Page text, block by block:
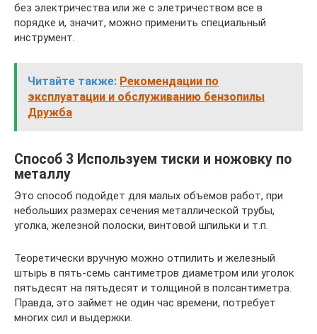
без электричества или же с элетричеством все в
порядке и, значит, можно применить специальный
инструмент.
Читайте также: Рекомендации по
эксплуатации и обслуживанию бензопилы
Дружба
Способ 3 Используем тиски и ножовку по
металлу
Это способ подойдет для малых объемов работ, при
небольших размерах сечения металлической трубы,
уголка, железной полоски, винтовой шпильки и т.п.
Теоретически вручную можно отпилить и железный
штырь в пять-семь сантиметров диаметром или уголок
пятьдесят на пятьдесят и толщиной в полсантиметра.
Правда, это займет не один час времени, потребует
многих сил и выдержки.